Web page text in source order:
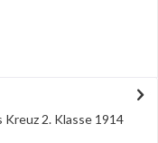
2. Klasse 1914